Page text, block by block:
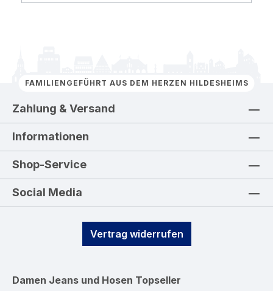
FAMILIENGEFÜHRT AUS DEM HERZEN HILDESHEIMS
Zahlung & Versand
Informationen
Shop-Service
Social Media
Vertrag widerrufen
Damen Jeans und Hosen Topseller